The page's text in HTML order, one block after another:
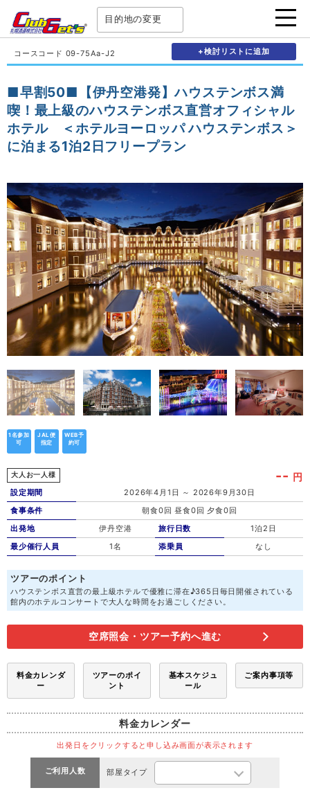
目的地の変更
コースコード 09-75Aa-J2 +検討リストに追加
■早割50■【伊丹空港発】ハウステンボス満
喫！最上級のハウステンボス直営オフィシャル
ホテル ＜ホテルヨーロッパ ハウステンボス＞
に泊まる1泊2日フリープラン
1名参加
可
JAL便
指定
WEB予
約可
大人お一人様 -- 円
設定期間
2026年4月1日 ～ 2026年9月30日
食事条件
朝食0回 昼食0回 夕食0回
出発地
伊丹空港
最少催行人員
1名
旅行日数
1泊2日
添乗員
なし
ツアーのポイント
ハウステンボス直営の最上級ホテルで優雅に滞在♪365日毎日開催されている
館内のホテルコンサートで大人な時間をお過ごしください。
空席照会・ツアー予約へ進む
料金カレンダ
ー
ツアーのポイ
ント
基本スケジュ
ール
ご案内事項等
料金カレンダー
出発日をクリックすると申し込み画面が表示されます
ご利用人数 部屋タイプ